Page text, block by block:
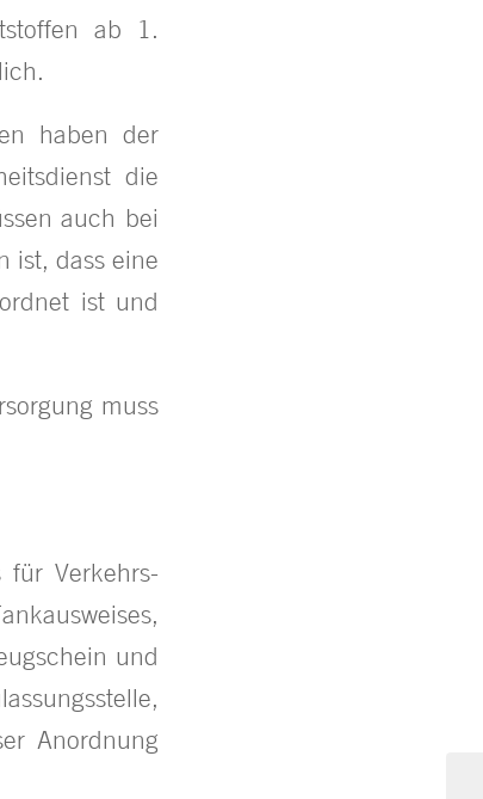
ab 1.
haben der
die
auch bei
ist, dass eine
ist und
muss
für Verkehrs-
und
Anordnung